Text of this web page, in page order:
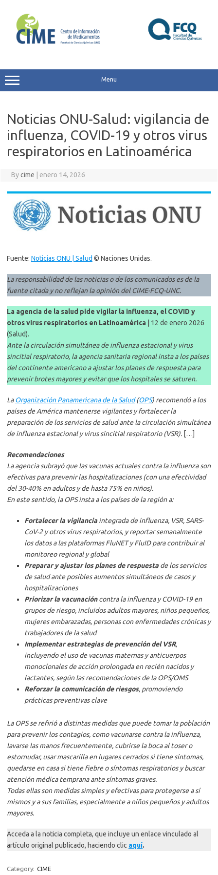
content
Menu
Noticias ONU-Salud: vigilancia de
influenza, COVID-19 y otros virus
respiratorios en Latinoamérica
Bycime enero 14, 2026
Fuente: Noticias ONU | Salud © Naciones Unidas.
La responsabilidad de las noticias o de los comunicados es de la
fuente citada y no reflejan la opinión del CIME-FCQ-UNC.
La agencia de la salud pide vigilar la influenza, el COVID y
otros virus respiratorios en Latinoamérica
| 12 de enero 2026
(Salud).
Ante la circulación simultánea de influenza estacional y virus
sincitial respiratorio, la agencia sanitaria regional insta a los países
del continente americano a ajustar los planes de respuesta para
prevenir brotes mayores y evitar que los hospitales se saturen.
LaOrganización Panamericana de la Salud(OPS) recomendó a los
países de América mantenerse vigilantes y fortalecer la
preparación de los servicios de salud ante la circulación simultánea
de influenza estacional y virus sincitial respiratorio (VSR). […]
Recomendaciones
La agencia subrayó que las vacunas actuales contra la influenza son
efectivas para prevenir las hospitalizaciones (con una efectividad
del 30-40% en adultos y de hasta 75% en niños).
En este sentido, la OPS insta a los países de la región a:
Fortalecer la vigilancia integrada de influenza, VSR, SARS-
CoV-2 y otros virus respiratorios, y reportar semanalmente
los datos a las plataformas FluNET y FluID para contribuir al
monitoreo regional y global
Preparar y ajustar los planes de respuesta de los servicios
de salud ante posibles aumentos simultáneos de casos y
hospitalizaciones
Priorizar la vacunacióncontra la influenza y COVID-19 en
grupos de riesgo, incluidos adultos mayores, niños pequeños,
mujeres embarazadas, personas con enfermedades crónicas y
trabajadores de la salud
Implementar estrategias de prevención del VSR,
incluyendo el uso de vacunas maternas y anticuerpos
monoclonales de acción prolongada en recién nacidos y
lactantes, según las recomendaciones de la OPS/OMS
Reforzar la comunicación de riesgos, promoviendo
prácticas preventivas clave
La OPS se refirió a distintas medidas que puede tomar la población
para prevenir los contagios, como vacunarse contra la influenza,
lavarse las manos frecuentemente, cubrirse la boca al toser o
estornudar, usar mascarilla en lugares cerrados si tiene síntomas,
quedarse en casa si tiene fiebre o síntomas respiratorios y buscar
atención médica temprana ante síntomas graves.
Todas ellas son medidas simples y efectivas para protegerse a sí
mismos y a sus familias, especialmente a niños pequeños y adultos
mayores.
Acceda a la noticia completa, que incluye un enlace vinculado al
artículo original publicado, haciendo clic aquí.
Category: CIME